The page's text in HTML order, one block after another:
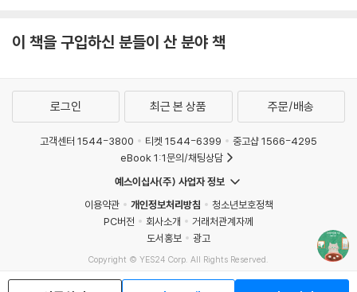
이 책을 구입하신 분들이 산 분야 책
로그인 최근 본 상품 주문/배송
고객센터 1544-3800 티켓 1544-6399
중고샵 1566-4295
eBook 1:1문의/채팅상담
예스이십사(주) 사업자 정보
이용약관
개인정보처리방침
청소년보호정책
PC버전
회사소개
거래처관계자께
도서홍보
광고
Copyright © YES24 Corp. All Rights Reserved.